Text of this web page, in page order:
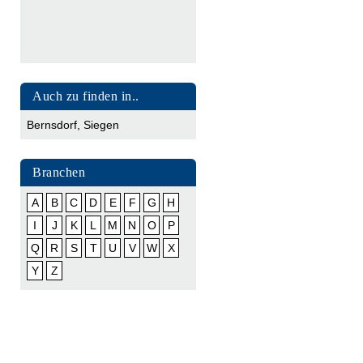
Auch zu finden in..
Bernsdorf Siegen
Branchen
A B C D E F G
H
I
J K L M N O
P
Q
R S T U V W
X
Y
Z